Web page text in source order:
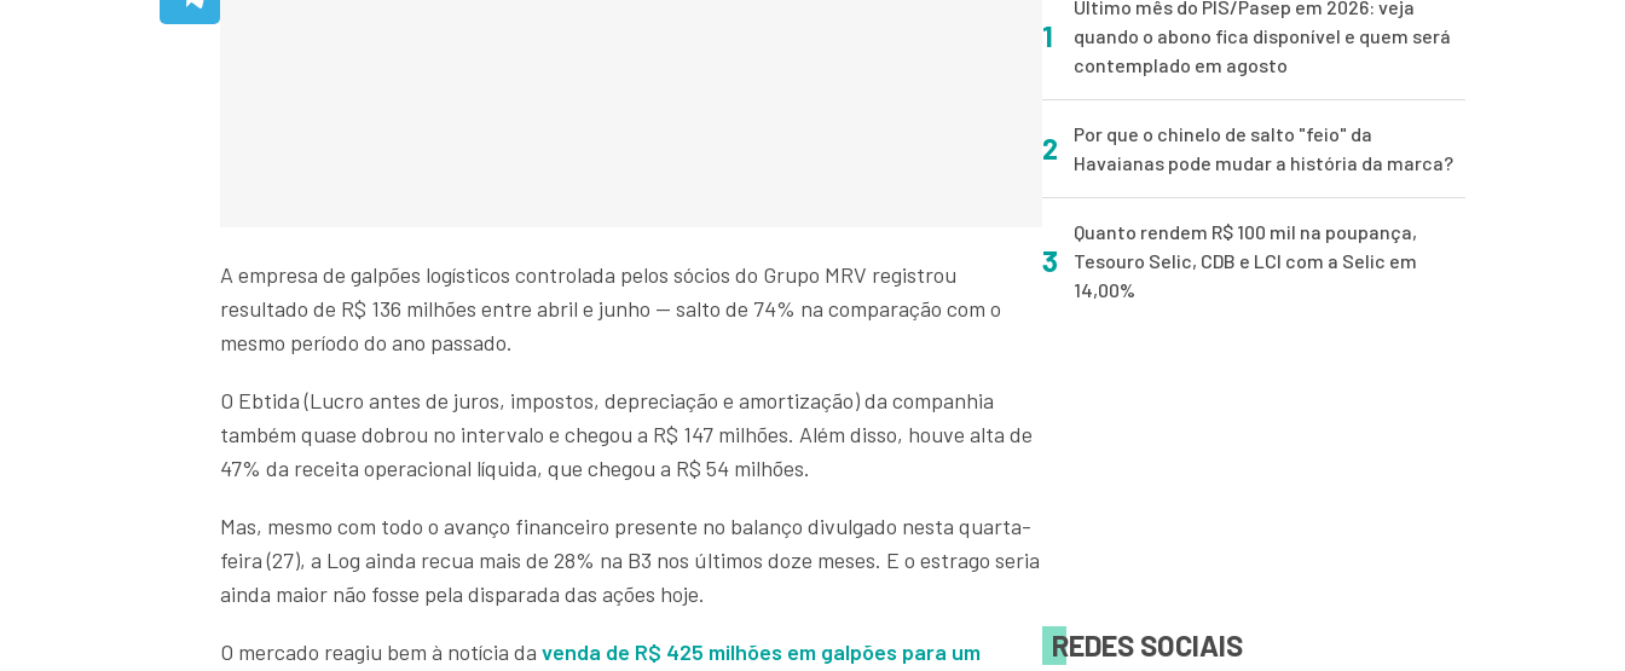
A empresa de galpões logísticos controlada pelos sócios do Grupo MRV registrou
resultado de R$ 136 milhões entre abril e junho — salto de 74% na comparação com o
mesmo período do ano passado.
O Ebtida (Lucro antes de juros, impostos, depreciação e amortização) da companhia
também quase dobrou no intervalo e chegou a R$ 147 milhões. Além disso, houve alta de
47% da receita operacional líquida, que chegou a R$ 54 milhões.
Mas, mesmo com todo o avanço financeiro presente no balanço divulgado nesta quarta-
feira (27), a Log ainda recua mais de 28% na B3 nos últimos doze meses. E o estrago seria
ainda maior não fosse pela disparada das ações hoje.
O mercado reagiu bem à notícia da venda de R$ 425 milhões em galpões para um
1
Último mês do PIS/Pasep em 2026: veja
quando o abono fica disponível e quem será
contemplado em agosto
2
Por que o chinelo de salto "feio" da
Havaianas pode mudar a história da marca?
3
Quanto rendem R$ 100 mil na poupança,
Tesouro Selic, CDB e LCI com a Selic em
14,00%
REDES SOCIAIS